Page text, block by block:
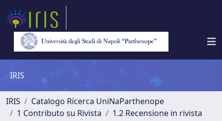
IRIS
IRIS
Catalogo Ricerca UniNaParthenope
1 Contributo su Rivista
1.2 Recensione in rivista